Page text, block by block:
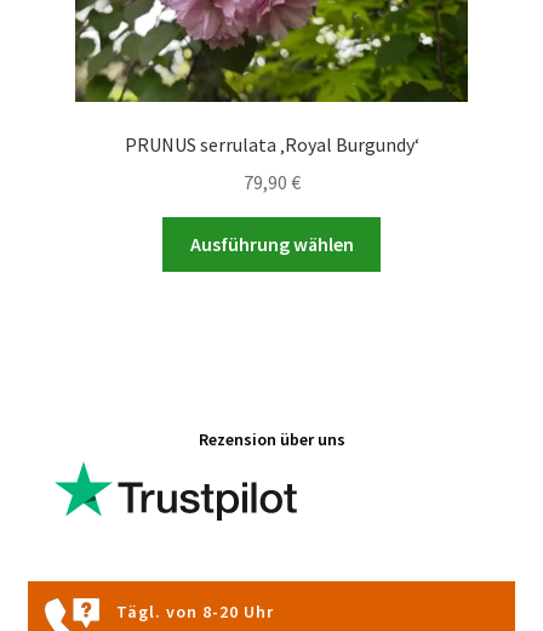
PRUNUS serrulata ‚Royal Burgundy‘
79,90 €
Ausführung wählen
Rezension über uns
Tägl. von 8-20 Uhr